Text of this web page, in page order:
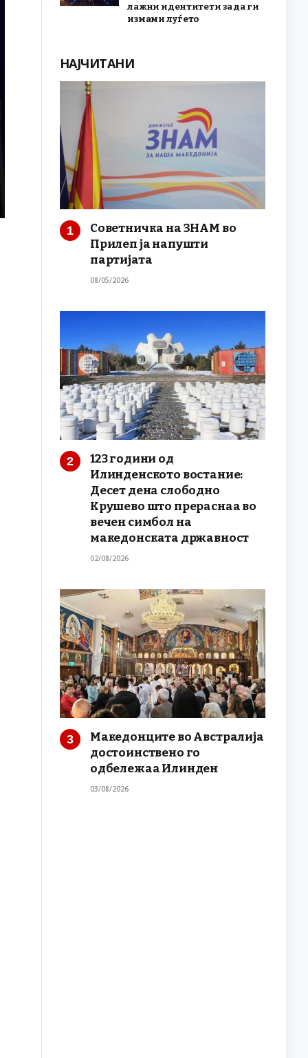
лажни идентитети за да ги
измами луѓето
НАЈЧИТАНИ
Советничка на ЗНАМ во
Прилеп ја напушти
партијата
08/05/2026
123 години од
Илинденското востание:
Десет дена слободно
Крушево што прераснаа во
вечен симбол на
македонската државност
02/08/2026
Македонците во Австралија
достоинствено го
одбележаа Илинден
03/08/2026